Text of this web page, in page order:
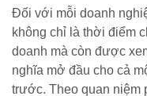
Đối với mỗi doanh
không chỉ là thời điểm
doanh mà còn được
nghĩa mở đầu cho cả
trước. Theo quan niệm